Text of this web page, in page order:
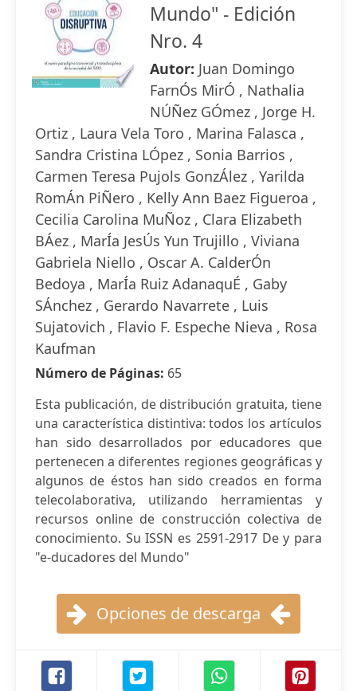
Mundo" - Edición
Nro. 4
Autor: Juan Domingo
FarnÓs MirÓ , Nathalia
NÚÑez GÓmez , Jorge H.
Ortiz , Laura Vela Toro , Marina Falasca ,
Sandra Cristina LÓpez , Sonia Barrios ,
Carmen Teresa Pujols GonzÁlez , Yarilda
RomÁn PiÑero , Kelly Ann Baez Figueroa ,
Cecilia Carolina MuÑoz , Clara Elizabeth
BÁez , MarÍa JesÚs Yun Trujillo , Viviana
Gabriela Niello , Oscar A. CalderÓn
Bedoya , MarÍa Ruiz AdanaquÉ , Gaby
SÁnchez , Gerardo Navarrete , Luis
Sujatovich , Flavio F. Espeche Nieva , Rosa
Kaufman
Número de Páginas: 65
Esta publicación, de distribución gratuita, tiene
una característica distintiva: todos los artículos
han sido desarrollados por educadores que
pertenecen a diferentes regiones geográficas y
algunos de éstos han sido creados en forma
telecolaborativa, utilizando herramientas y
recursos online de construcción colectiva de
conocimiento. Su ISSN es 2591-2917 De y para
"e-ducadores del Mundo"
Opciones de descarga